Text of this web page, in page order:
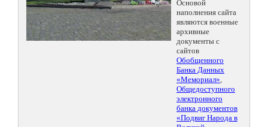
Основой
наполнения сайта
являются военные
архивные
документы с
сайтов
Обобщенного
Банка Данных
«Мемориал»,
Общедоступного
электронного
банка документов
«Подвиг Народа в